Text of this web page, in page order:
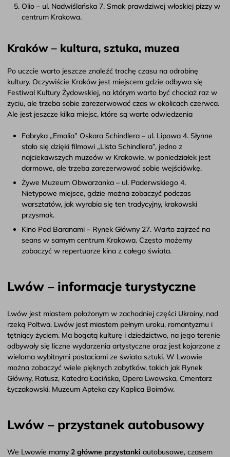
Olio – ul. Nadwiślańska 7. Smak prawdziwej włoskiej pizzy w
centrum Krakowa.
Kraków – kultura, sztuka, muzea
Po uczcie warto jeszcze znaleźć trochę czasu na odrobinę
kultury. Oczywiście Kraków jest miejscem gdzie odbywa się
Festiwal Kultury Żydowskiej, na którym warto być chociaż raz w
życiu, ale trzeba sobie zarezerwować czas w okolicach czerwca.
Ale jest jeszcze kilka miejsc, które są warte odwiedzenia
Fabryka „Emalia” Oskara Schindlera – ul. Lipowa 4. Słynne
stało się dzięki filmowi „Lista Schindlera”, jedno z
najciekawszych muzeów w Krakowie, w poniedziałek jest
darmowe, ale trzeba zarezerwować sobie wejściówkę.
Żywe Muzeum Obwarzanka – ul. Paderwskiego 4.
Nietypowe miejsce, gdzie można zobaczyć podczas
warsztatów, jak wyrabia się ten tradycyjny, krakowski
przysmak.
Kino Pod Baranami – Rynek Główny 27. Warto zajrzeć na
seans w samym centrum Krakowa. Często możemy
zobaczyć w repertuarze kina z całego świata.
Lwów – informacje turystyczne
Lwów jest miastem położonym w zachodniej części Ukrainy, nad
rzeką Poltwa. Lwów jest miastem pełnym uroku, romantyzmu i
tętniący życiem. Ma bogatą kulturę i dziedzictwo, na jego terenie
odbywały się liczne wydarzenia artystyczne oraz jest kojarzone z
wieloma wybitnymi postaciami ze świata sztuki. W Lwowie
można zobaczyć wiele pięknych zabytków, takich jak Rynek
Główny, Ratusz, Katedra Łacińska, Opera Lwowska, Cmentarz
Łyczakowski, Muzeum Apteka czy Kaplica Boimów.
Lwów – przystanek autobusowy
We Lwowie mamy 2 główne przystanki autobusowe, czasem